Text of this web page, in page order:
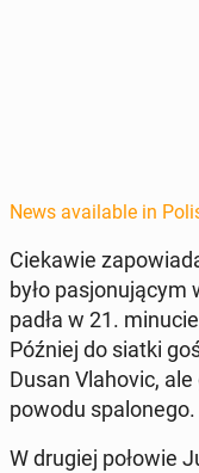
News available in
Ciekaw­ie
było
padła w 21.
Później do siatki
Dusan Vla­hovic,
powodu spalonego.
W drugiej połowie